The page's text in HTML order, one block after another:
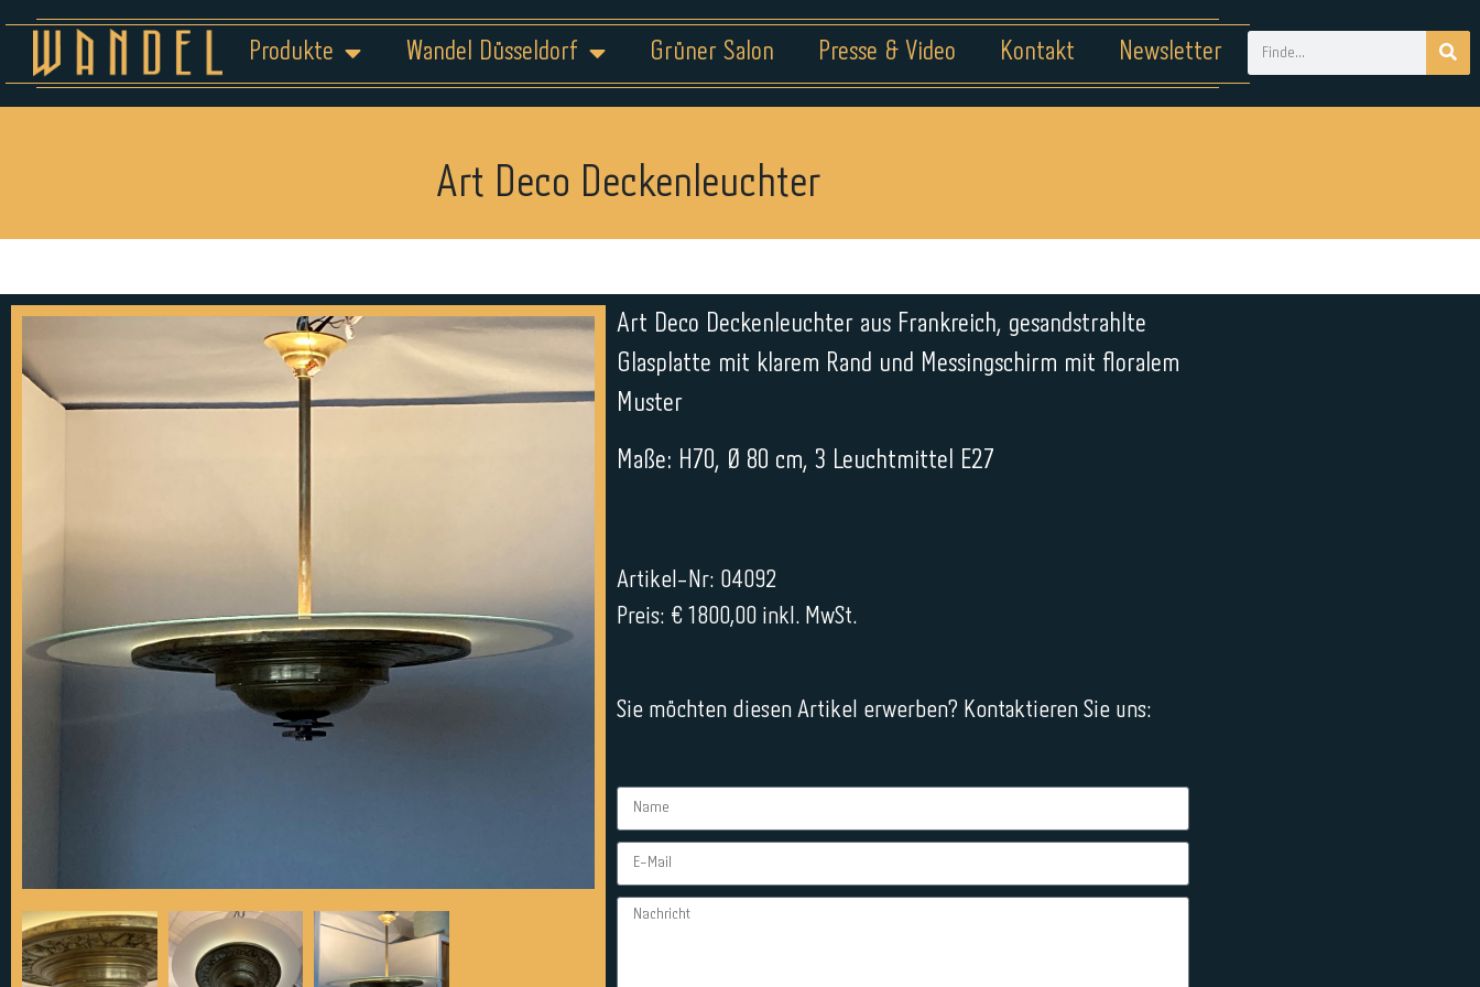
Produkte Wandel Düsseldorf Grüner Salon Presse & Video Kontakt Newsletter
Art Deco Deckenleuchter
Art Deco Deckenleuchter aus Frankreich, gesandstrahlte
Glasplatte mit klarem Rand und Messingschirm mit floralem
Muster
Maße: H70, Ø 80 cm, 3 Leuchtmittel E27
Artikel-Nr: 04092
Preis: € 1800,00 inkl. MwSt.
Sie möchten diesen Artikel erwerben? Kontaktieren Sie uns: